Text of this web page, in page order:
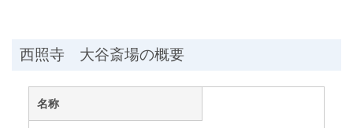
西照寺 大谷斎場の概要
名称